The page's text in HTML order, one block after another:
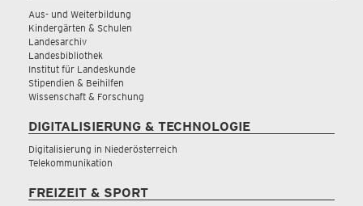
Aus- und Weiterbildung
Kindergärten & Schulen
Landesarchiv
Landesbibliothek
Institut für Landeskunde
Stipendien & Beihilfen
Wissenschaft & Forschung
DIGITALISIERUNG & TECHNOLOGIE
Digitalisierung in Niederösterreich
Telekommunikation
FREIZEIT & SPORT